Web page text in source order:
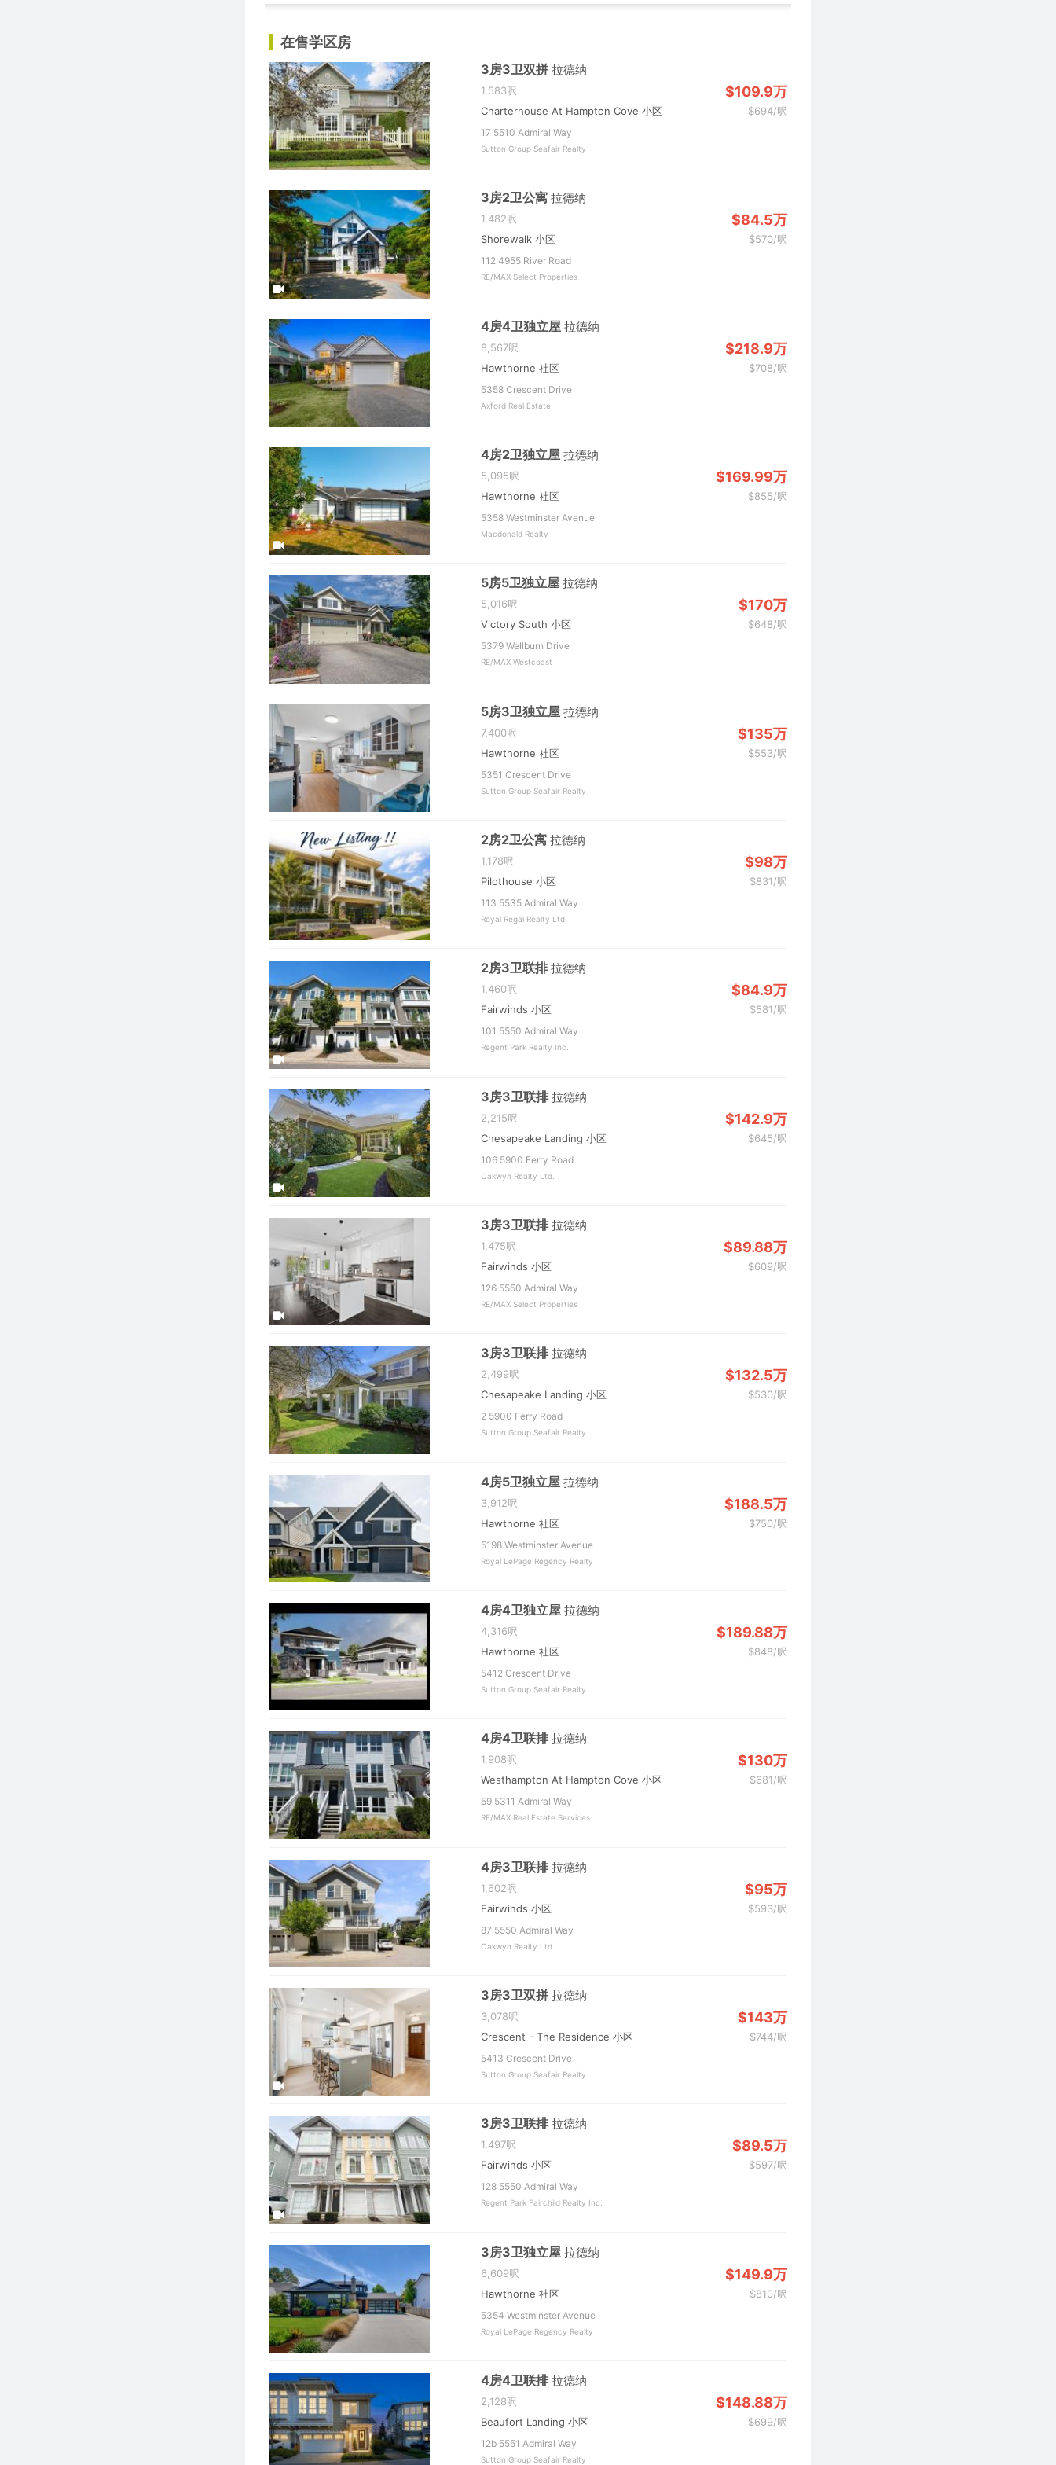
在售学区房
3房3卫双拼 拉德纳
1,583呎 $109.9万
Charterhouse At Hampton Cove 小区 $694/呎
17 5510 Admiral Way
Sutton Group Seafair Realty
3房2卫公寓 拉德纳
1,482呎 $84.5万
Shorewalk 小区 $570/呎
112 4955 River Road
RE/MAX Select Properties
4房4卫独立屋 拉德纳
8,567呎 $218.9万
Hawthorne 社区 $708/呎
5358 Crescent Drive
Axford Real Estate
4房2卫独立屋 拉德纳
5,095呎 $169.99万
Hawthorne 社区 $855/呎
5358 Westminster Avenue
Macdonald Realty
5房5卫独立屋 拉德纳
5,016呎 $170万
Victory South 小区 $648/呎
5379 Wellburn Drive
RE/MAX Westcoast
5房3卫独立屋 拉德纳
7,400呎 $135万
Hawthorne 社区 $553/呎
5351 Crescent Drive
Sutton Group Seafair Realty
2房2卫公寓 拉德纳
1,178呎 $98万
Pilothouse 小区 $831/呎
113 5535 Admiral Way
Royal Regal Realty Ltd.
2房3卫联排拉德纳
1,460呎 $84.9万
Fairwinds 小区 $581/呎
101 5550 Admiral Way
Regent Park Realty Inc.
3房3卫联排拉德纳
2,215呎 $142.9万
Chesapeake Landing 小区 $645/呎
106 5900 Ferry Road
Oakwyn Realty Ltd.
3房3卫联排拉德纳
1,475呎 $89.88万
Fairwinds 小区 $609/呎
126 5550 Admiral Way
RE/MAX Select Properties
3房3卫联排拉德纳
2,499呎 $132.5万
Chesapeake Landing 小区 $530/呎
2 5900 Ferry Road
Sutton Group Seafair Realty
4房5卫独立屋 拉德纳
3,912呎 $188.5万
Hawthorne 社区 $750/呎
5198 Westminster Avenue
Royal LePage Regency Realty
4房4卫独立屋 拉德纳
4,316呎 $189.88万
Hawthorne 社区 $848/呎
5412 Crescent Drive
Sutton Group Seafair Realty
4房4卫联排拉德纳
1,908呎 $130万
Westhampton At Hampton Cove 小区 $681/呎
59 5311 Admiral Way
RE/MAX Real Estate Services
4房3卫联排拉德纳
1,602呎 $95万
Fairwinds 小区 $593/呎
87 5550 Admiral Way
Oakwyn Realty Ltd.
3房3卫双拼 拉德纳
3,078呎 $143万
Crescent - The Residence 小区 $744/呎
5413 Crescent Drive
Sutton Group Seafair Realty
3房3卫联排拉德纳
1,497呎 $89.5万
Fairwinds 小区 $597/呎
128 5550 Admiral Way
Regent Park Fairchild Realty Inc.
3房3卫独立屋 拉德纳
6,609呎 $149.9万
Hawthorne 社区 $810/呎
5354 Westminster Avenue
Royal LePage Regency Realty
4房4卫联排拉德纳
2,128呎 $148.88万
Beaufort Landing 小区 $699/呎
12b 5551 Admiral Way
Sutton Group Seafair Realty